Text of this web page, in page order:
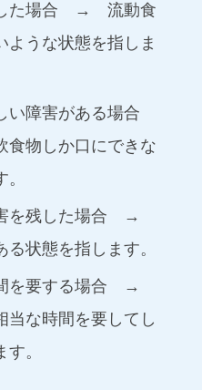
した場合 → 流動食
ような状態を指しま
い障害がある場合
物しか口にできな
を残した場合 →
状態を指します。
を要する場合 →
当な時間を要してし
。